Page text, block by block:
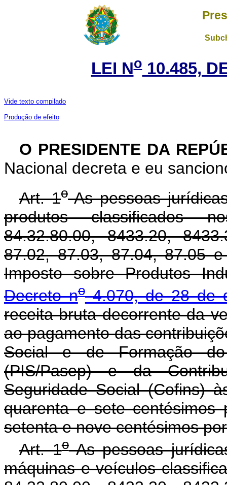
LEI No10.485,
Vide texto compilado
Produção de efeito
O PRESIDENTE DA
Nacional decreta e eu
Art. 1oAs pessoas
produtos classificados
84.32.80.00, 8433.20,
87.02, 87.03, 87.04, 87.05
Imposto sobre Produtos
Decreto no4.070, de 28 de
receita bruta decorrente da
ao pagamento das
Social e de Formação
(PIS/Pasep) e da
Seguridade Social (Cofins)
quarenta e sete
setenta e nove centésimos
Art. 1oAs pessoas
máquinas e veículos